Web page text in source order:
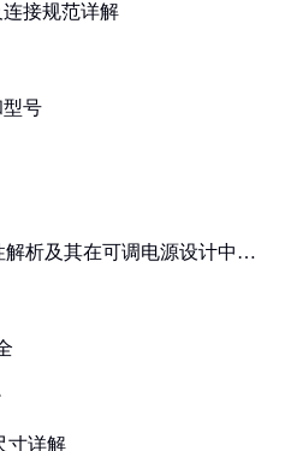
接规范详解
号
解析及其在可调电源设计中的
寸详解